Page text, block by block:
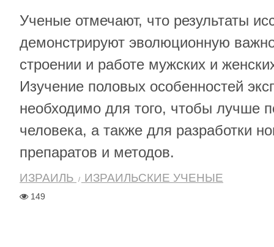
Ученые отмечают, что результаты
демонстрируют эволюционную
строении и работе мужских и
Изучение половых особенностей
необходимо для того, чтобы лучше
человека, а также для разработки
препаратов и методов.
ИЗРАИЛЬ ИЗРАИЛЬСКИЕ УЧЕНЫЕ
149